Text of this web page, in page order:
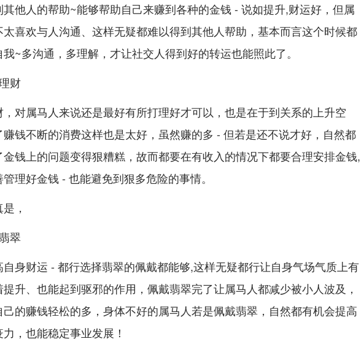
其他人的帮助~能够帮助自己来赚到各种的金钱 - 说如提升,财运好，但属
太喜欢与人沟通、这样无疑都难以得到其他人帮助，基本而言这个时候都
~多沟通，多理解，才让社交人得到好的转运也能照此了。
财
对属马人来说还是最好有所打理好才可以，也是在于到关系的上升空
赚钱不断的消费这样也是太好，虽然赚的多 - 但若是还不说才好，自然都
钱上的问题变得狠糟糕，故而都要在有收入的情况下都要合理安排金钱,
理好金钱 - 也能避免到狠多危险的事情。
，
翠
身财运 - 都行选择翡翠的佩戴都能够,这样无疑都行让自身气场气质上有
提升、也能起到驱邪的作用，佩戴翡翠完了让属马人都减少被小人波及，
的赚钱轻松的多，身体不好的属马人若是佩戴翡翠，自然都有机会提高
，也能稳定事业发展！